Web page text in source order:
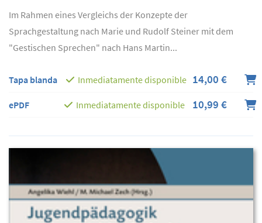
Im Rahmen eines Vergleichs der Konzepte der
Sprachgestaltung nach Marie und Rudolf Steiner mit dem
"Gestischen Sprechen" nach Hans Martin...
Tapa blanda Inmediatamente disponible 14,00 €
ePDF Inmediatamente disponible 10,99 €